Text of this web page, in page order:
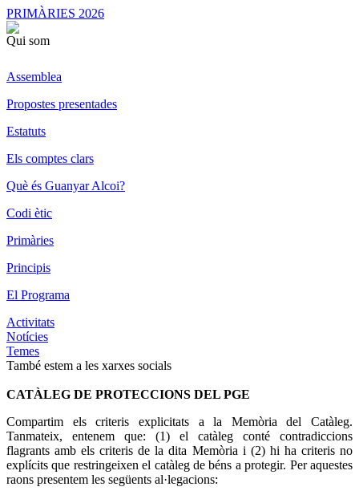
PRIMÀRIES 2026
Qui som
Assemblea
Propostes presentades
Estatuts
Els comptes clars
Què és Guanyar Alcoi?
Codi ètic
Primàries
Principis
El Programa
Activitats
Notícies
Temes
També estem a les xarxes socials
CATÀLEG DE PROTECCIONS DEL PGE
Compartim els criteris explicitats a la Memòria del Catàleg.
Tanmateix, entenem que: (1) el catàleg conté contradiccions
flagrants amb els criteris de la dita Memòria i (2) hi ha criteris no
explícits que restringeixen el catàleg de béns a protegir. Per aquestes
raons presentem les següents al·legacions: